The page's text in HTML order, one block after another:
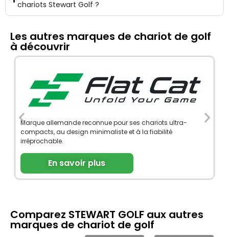
chariots Stewart Golf ?
Les autres marques de chariot de golf
à découvrir
Marque allemande reconnue pour ses chariots ultra-
compacts, au design minimaliste et à la fiabilité
irréprochable.
En savoir plus
Comparez STEWART GOLF aux autres
marques de chariot de golf